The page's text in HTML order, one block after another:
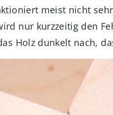
meist nicht
nur kurzzeitig den
Holz dunkelt nach,